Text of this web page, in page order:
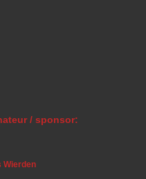
/ sponsor:
Wierden